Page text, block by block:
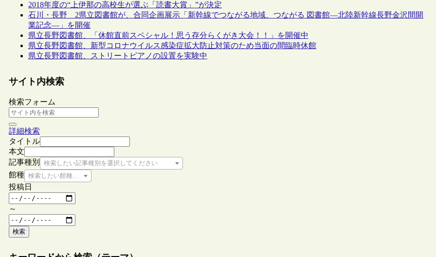
2018年度の“上伊那の高校生が選ぶ「読書大賞」”が決定
石川・長野 2県立図書館が、合同企画展示「新幹線でつながる地域、つながる 図書館―北陸新幹線長野金沢間開
業記念―」を開催
県立長野図書館、「休館直前スペシャル！思う存分らくがき大会！！」を開催中
県立長野図書館、新型コロナウイルス感染症拡大防止対策のため当面の間臨時休館
県立長野図書館、ストリートピアノの設置を実験中
サイト内検索
検索フォーム
詳細検索
タイトル
本文
記事種別
検索したい記事種別を選択してください
館種 検索したい館種を選択してください
投稿日
～
検索